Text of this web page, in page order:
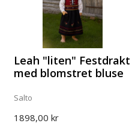
Leah "liten" Festdrakt
med blomstret bluse
Salto
1898,00 kr